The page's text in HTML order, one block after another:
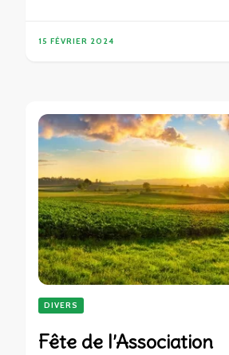
15 FÉVRIER 2024
DIVERS
Fête de l’Association